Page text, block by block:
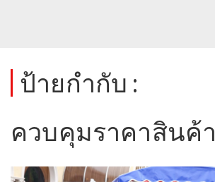
ป้ายกำกับ :
ควบคุมราคาสินค้า